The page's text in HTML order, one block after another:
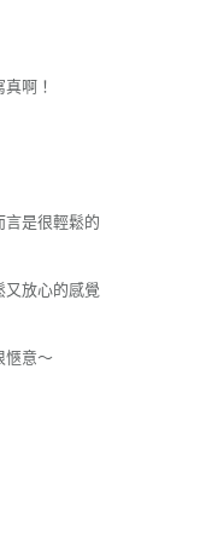
啊！
言是很輕鬆的
又放心的感覺
愜意～